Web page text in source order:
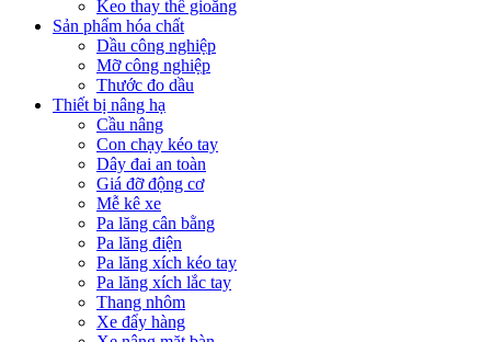
Keo thay thế gioăng
Sản phẩm hóa chất
Dầu công nghiệp
Mỡ công nghiệp
Thước đo dầu
Thiết bị nâng hạ
Cầu nâng
Con chạy kéo tay
Dây đai an toàn
Giá đỡ động cơ
Mễ kê xe
Pa lăng cân bằng
Pa lăng điện
Pa lăng xích kéo tay
Pa lăng xích lắc tay
Thang nhôm
Xe đẩy hàng